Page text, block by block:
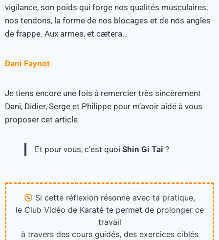
vigilance, son poids qui forge nos qualités musculaires,
nos tendons, la forme de nos blocages et de nos angles
de frappe. Aux armes, et cætera…
Dani Faynot
Je tiens encore une fois à remercier très sincèrement
Dani, Didier, Serge et Philippe pour m’avoir aidé à vous
proposer cet article.
Et pour vous, c’est quoi Shin Gi Tai ?
Si cette réflexion résonne avec ta pratique,
le Club Vidéo de Karaté te permet de prolonger ce
travail
à travers des cours guidés, des exercices ciblés